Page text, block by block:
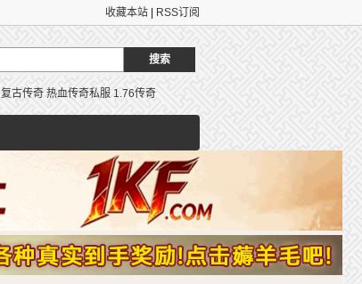
收藏本站 RSS订阅
复古传奇 热血传奇私服 1.76传奇